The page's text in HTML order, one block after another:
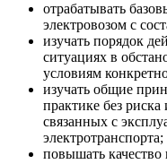
отрабатывать
электровозом с
изучать порядок
ситуациях в
условиям
изучать общие
практике без
связанных с
электротранспорта;
повышать